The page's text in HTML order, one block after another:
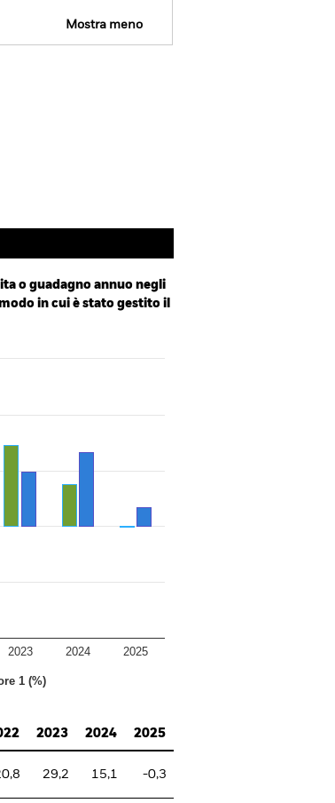
Mostra meno
o guadagno annuo negli
in cui è stato gestito il
1 (%)
2023 2024 2025
2023 2024 2025
29,2 15,1 -0,3